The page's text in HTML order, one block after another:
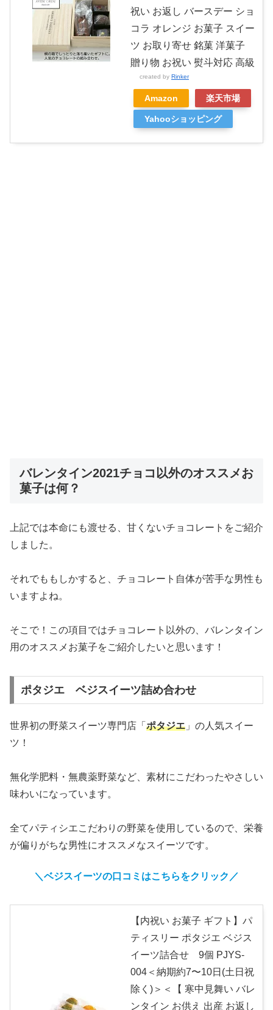
祝い お返し バースデー ショ
コラ オレンジ お菓子 スイー
ツ お取り寄せ 銘菓 洋菓子
贈り物 お祝い 熨斗対応 高級
created by Rinker
Amazon 楽天市場
Yahooショッピング
バレンタイン2021チョコ以外のオススメお
菓子は何？
上記では本命にも渡せる、甘くないチョコレートをご紹介
しました。
それでももしかすると、チョコレート自体が苦手な男性も
いますよね。
そこで！この項目ではチョコレート以外の、バレンタイン
用のオススメお菓子をご紹介したいと思います！
ポタジエ ベジスイーツ詰め合わせ
世界初の野菜スイーツ専門店「 ポタジエ 」の人気スイー
ツ！
無化学肥料・無農薬野菜など、素材にこだわったやさしい
味わいになっています。
全てパティシエこだわりの野菜を使用しているので、栄養
が偏りがちな男性にオススメなスイーツです。
＼ベジスイーツの口コミはこちらをクリック／
【内祝い お菓子 ギフト】パ
ティスリー ポタジエ ベジス
イーツ詰合せ 9個 PJYS-
004＜納期約7〜10日(土日祝
除く)＞＜【 寒中見舞い バレ
ンタイン お供え 出産 お返し